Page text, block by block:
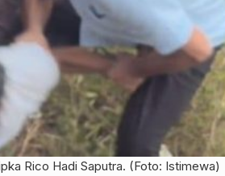
Rico Hadi Saputra. (Foto: Istimewa)